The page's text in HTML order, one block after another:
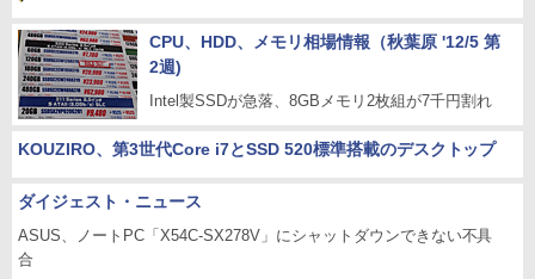
CPU、HDD、メモリ相場情報（秋葉原 '12/5 第
2週)
Intel製SSDが急落、8GBメモリ2枚組が7千円割れ
KOUZIRO、第3世代Core i7とSSD 520標準搭載のデスクトップ
ダイジェスト・ニュース
ASUS、ノートPC「X54C-SX278V」にシャットダウンできない不具
合